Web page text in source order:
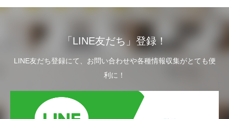
「LINE友だち」登録！
LINE友だち登録にて、お問い合わせや各種情報収集がとても便
利に！